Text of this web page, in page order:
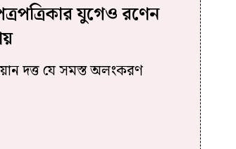
যুগেও রণেন
দত্ত যে সমস্ত অলংকরণ